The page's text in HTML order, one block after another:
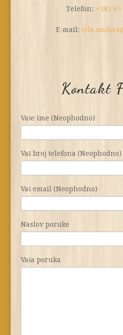
Telefon: +381 65
E-mail:
Kontakt
Vaše ime (Neophodno)
Vaš broj telefona (Neophodno)
Vaš email (Neophodno)
Naslov poruke
Vaša poruka